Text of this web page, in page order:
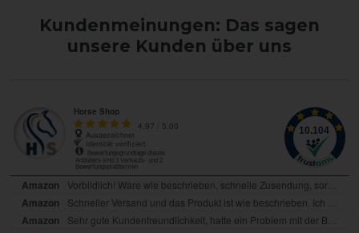
Kundenmeinungen: Das sagen
unsere Kunden über uns